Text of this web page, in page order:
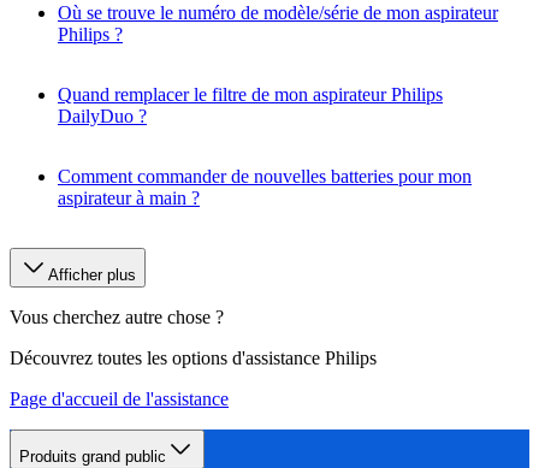
Où se trouve le numéro de modèle/série de mon aspirateur
Philips ?
Quand remplacer le filtre de mon aspirateur Philips
DailyDuo ?
Comment commander de nouvelles batteries pour mon
aspirateur à main ?
Afficher plus
Vous cherchez autre chose ?
Découvrez toutes les options d'assistance Philips
Page d'accueil de l'assistance
Produits grand public